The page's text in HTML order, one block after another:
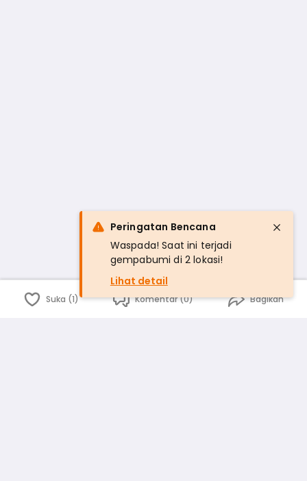
Suka (1) Komentar (0) Bagikan
Peringatan Bencana
Waspada! Saat ini terjadi
gempabumi di 2 lokasi!
Lihat detail